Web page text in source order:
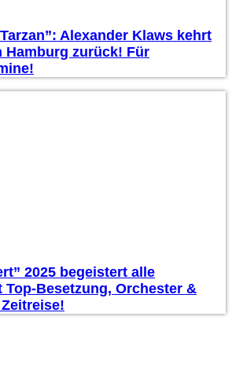
Alexander Klaws kehrt
Hamburg zurück! Für
2025 begeistert alle
Top-Besetzung, Orchester &